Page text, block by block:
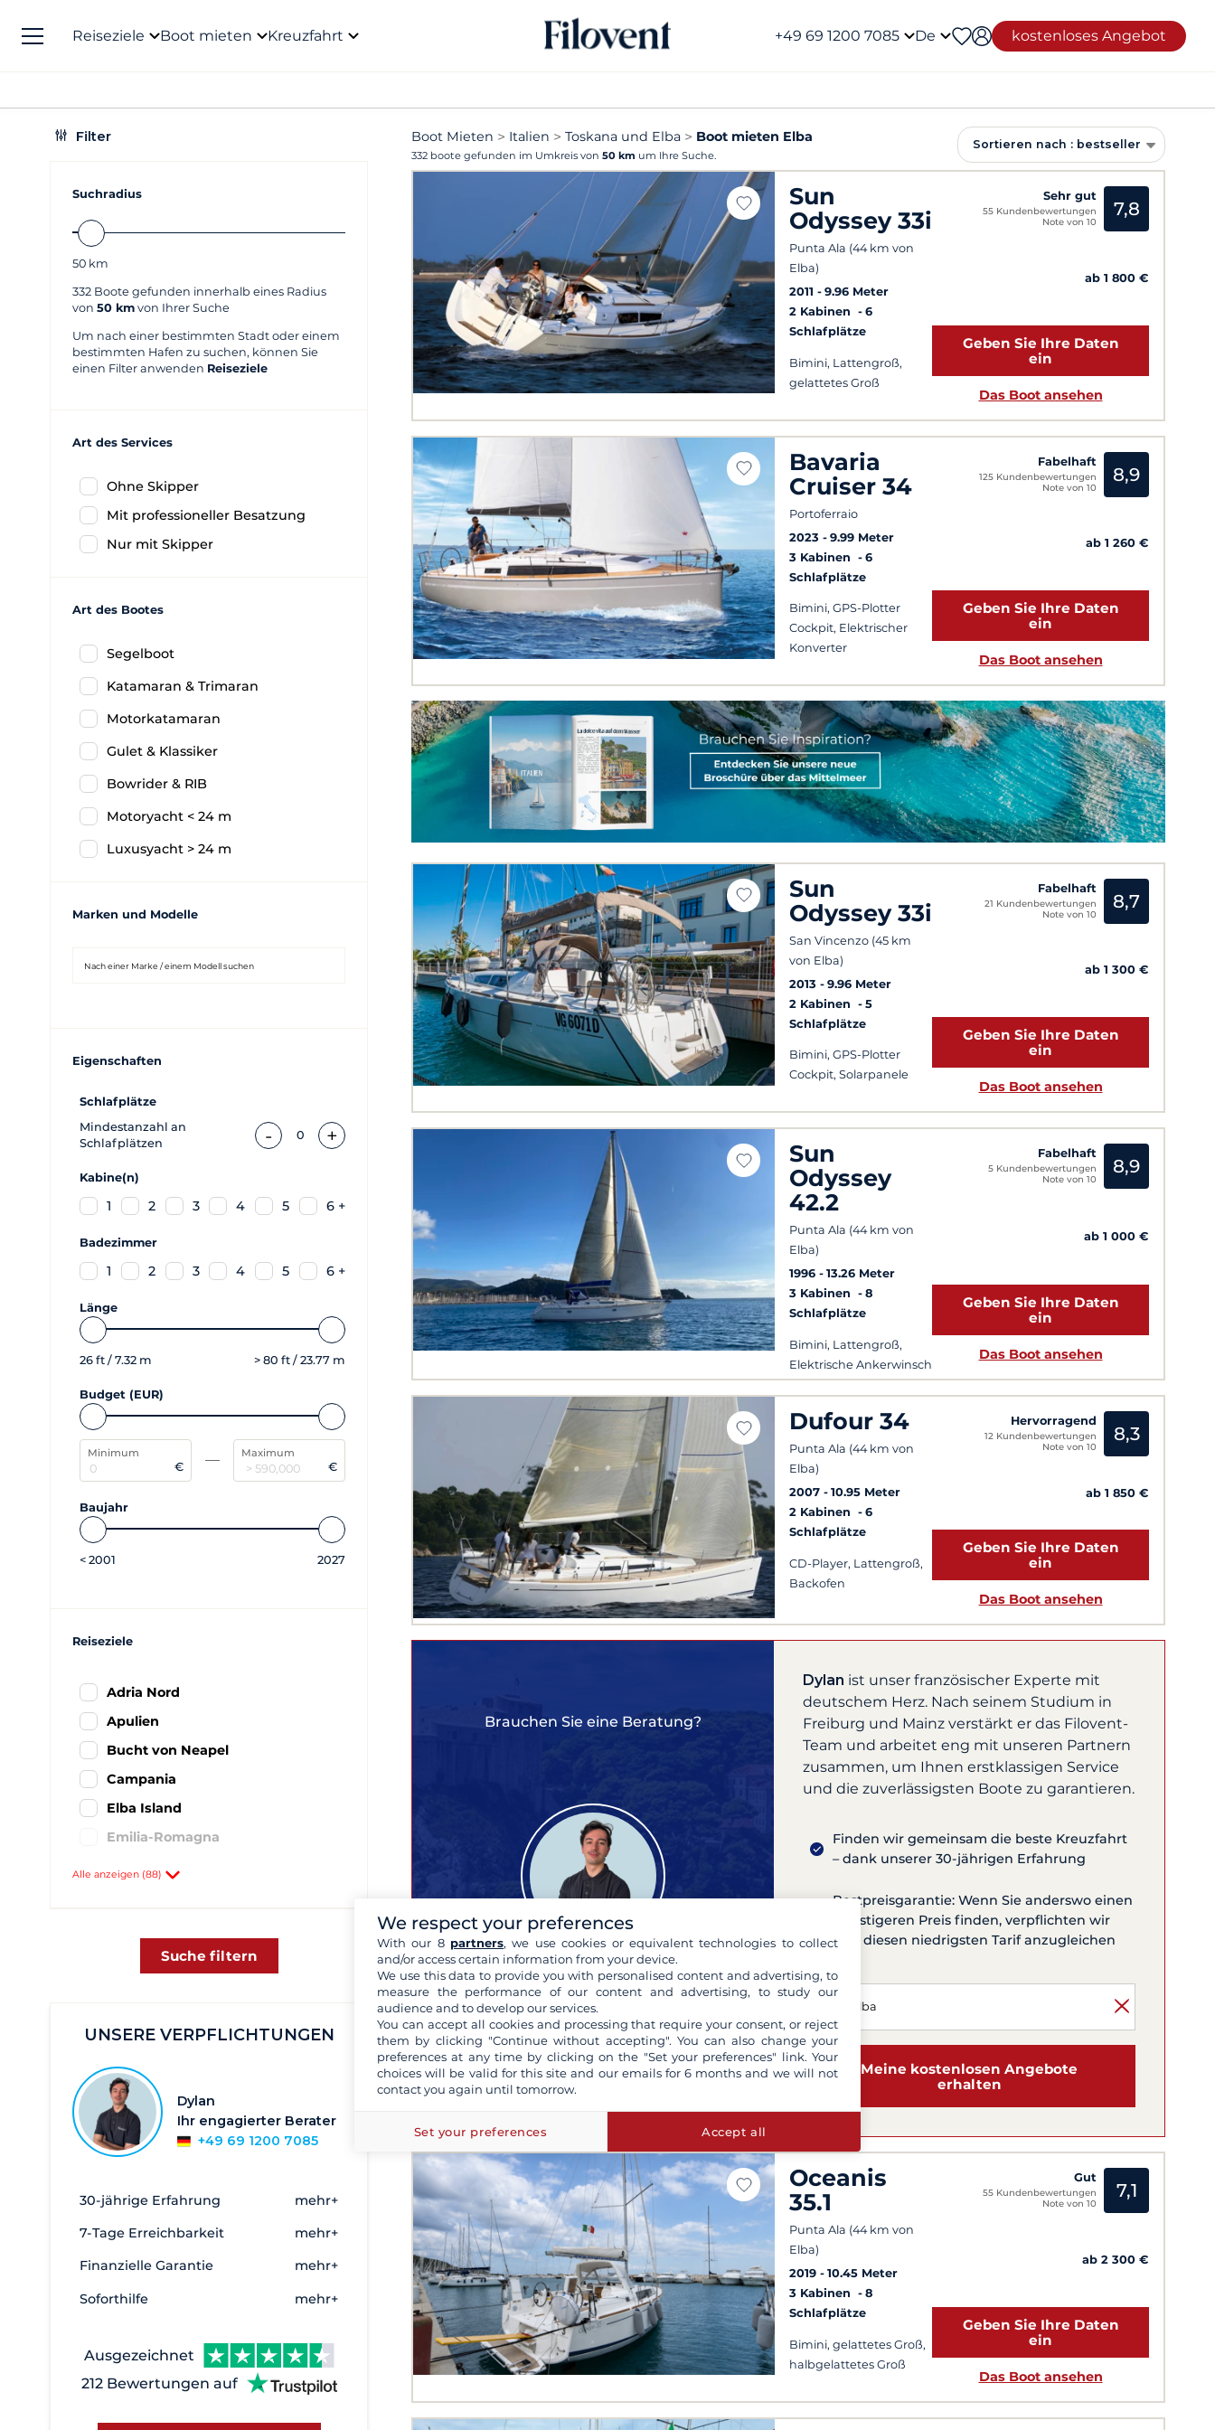
Reiseziele Boot mieten Kreuzfahrt +49 69 1200 7085 De kostenloses Angebot
Filter
Suchradius
50 km
332 Boote gefunden innerhalb eines Radius
von 50 km von Ihrer Suche
Um nach einer bestimmten Stadt oder einem
bestimmten Hafen zu suchen, können Sie
einen Filter anwenden Reiseziele
Art des Services
Ohne Skipper
Mit professioneller Besatzung
Nur mit Skipper
Art des Bootes
Segelboot
Katamaran & Trimaran
Motorkatamaran
Gulet & Klassiker
Bowrider & RIB
Motoryacht < 24 m
Luxusyacht > 24 m
Marken und Modelle
Eigenschaften
Schlafplätze
Mindestanzahl an
Schlafplätzen
- 0 +
Kabine(n)
1 2 3 4 5 6 +
Badezimmer
1 2 3 4 5 6 +
Länge
26 ft / 7.32 m > 80 ft / 23.77 m
Budget (EUR)
Minimum
€
Maximum
€
Baujahr
< 2001 2027
Reiseziele
Adria Nord
Apulien
Bucht von Neapel
Campania
Elba Island
Emilia-Romagna
Northen Italy - Liguria
Süd West Italien
Südliche Adria
Südsardinien
Toskana und Elba
Ägadische Inseln
Alghero
Anzio
Argentario
Bari
Cagliari
47
Cala de Medici
45
Alle anzeigen (88)
Suche filtern
UNSERE VERPFLICHTUNGEN
Dylan
Ihr engagierter Berater
+49 69 1200 7085
30-jährige Erfahrung mehr+
7-Tage Erreichbarkeit mehr+
Finanzielle Garantie mehr+
Soforthilfe mehr+
Ausgezeichnet
212 Bewertungen auf
Boot Mieten Italien Toskana und Elba Boot mieten Elba
332 boote gefunden im Umkreis von 50 km um Ihre Suche.
Sortieren nach : bestseller
Sun
Odyssey 33i
Punta Ala (44 km von
Elba)
2011
9.96 Meter
2 Kabinen
6
Schlafplätze
Bimini, Lattengroß,
gelattetes Groß
Sehr gut
55 Kundenbewertungen
Note von 10
7,8
ab 1 800 €
Geben Sie Ihre Daten
ein
Das Boot ansehen
Bavaria
Cruiser 34
Portoferraio
2023
9.99 Meter
3 Kabinen
6
Schlafplätze
Bimini, GPS-Plotter
Cockpit, Elektrischer
Konverter
Fabelhaft
125 Kundenbewertungen
Note von 10
8,9
ab 1 260 €
Geben Sie Ihre Daten
ein
Das Boot ansehen
Sun
Odyssey 33i
San Vincenzo (45 km
von Elba)
2013
9.96 Meter
2 Kabinen
5
Schlafplätze
Bimini, GPS-Plotter
Cockpit, Solarpanele
Fabelhaft
21 Kundenbewertungen
Note von 10
8,7
ab 1 300 €
Geben Sie Ihre Daten
ein
Das Boot ansehen
Sun
Odyssey
42.2
Punta Ala (44 km von
Elba)
1996
13.26 Meter
3 Kabinen
8
Schlafplätze
Bimini, Lattengroß,
Elektrische Ankerwinsch
Fabelhaft
5 Kundenbewertungen
Note von 10
8,9
ab 1 000 €
Geben Sie Ihre Daten
ein
Das Boot ansehen
Dufour 34
Punta Ala (44 km von
Elba)
2007
10.95 Meter
2 Kabinen
6
Schlafplätze
CD-Player, Lattengroß,
Backofen
Hervorragend
12 Kundenbewertungen
Note von 10
8,3
ab 1 850 €
Geben Sie Ihre Daten
ein
Das Boot ansehen
Brauchen Sie eine Beratung?
Dylan
Experte für Ihre Reisen
Dylan ist unser französischer Experte mit
deutschem Herz. Nach seinem Studium in
Freiburg und Mainz verstärkt er das Filovent-
Team und arbeitet eng mit unseren Partnern
zusammen, um Ihnen erstklassigen Service
und die zuverlässigsten Boote zu garantieren.
Finden wir gemeinsam die beste Kreuzfahrt
– dank unserer 30-jährigen Erfahrung
Bestpreisgarantie: Wenn Sie anderswo einen
günstigeren Preis finden, verpflichten wir
uns, diesen niedrigsten Tarif anzugleichen
Meine kostenlosen Angebote
erhalten
Oceanis
35.1
Punta Ala (44 km von
Elba)
2019
10.45 Meter
3 Kabinen
8
Schlafplätze
Bimini, gelattetes Groß,
halbgelattetes Groß
Gut
55 Kundenbewertungen
Note von 10
7,1
ab 2 300 €
Geben Sie Ihre Daten
ein
Das Boot ansehen
We respect your preferences
With our 8 partners, we use cookies or equivalent technologies to collect
and/or access certain information from your device.
We use this data to provide you with personalised content and advertising, to
measure the performance of our content and advertising, to study our
audience and to develop our services.
You can accept all cookies and processing that require your consent, or reject
them by clicking "Continue without accepting". You can also change your
preferences at any time by clicking on the "Set your preferences" link. Your
choices will be valid for this site and our emails for 6 months and we will not
contact you again until tomorrow.
Set your preferences Accept all